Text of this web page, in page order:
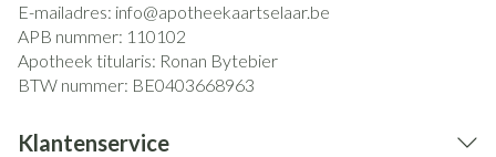
E-mailadres: info@apotheekaartselaar.be
APB nummer: 110102
Apotheek titularis: Ronan Bytebier
BTW nummer: BE0403668963
Klantenservice